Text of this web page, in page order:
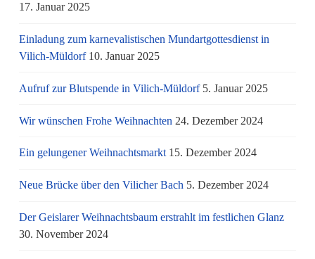
17. Januar 2025
Einladung zum karnevalistischen Mundartgottesdienst in
Vilich-Müldorf 10. Januar 2025
Aufruf zur Blutspende in Vilich-Müldorf 5. Januar 2025
Wir wünschen Frohe Weihnachten 24. Dezember 2024
Ein gelungener Weihnachtsmarkt 15. Dezember 2024
Neue Brücke über den Vilicher Bach 5. Dezember 2024
Der Geislarer Weihnachtsbaum erstrahlt im festlichen Glanz
30. November 2024